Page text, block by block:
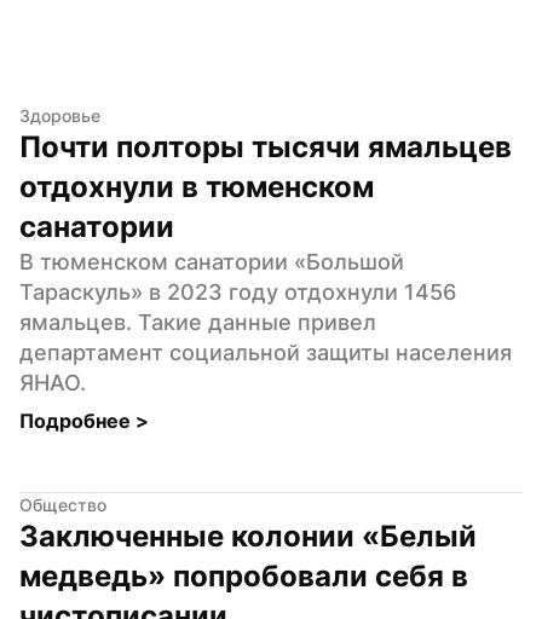
Здоровье
Почти полторы тысячи ямальцев
отдохнули в тюменском
санатории
В тюменском санатории «Большой
Тараскуль» в 2023 году отдохнули 1456
ямальцев. Такие данные привел
департамент социальной защиты населения
ЯНАО.
Подробнее >
Общество
Заключенные колонии «Белый
медведь» попробовали себя в